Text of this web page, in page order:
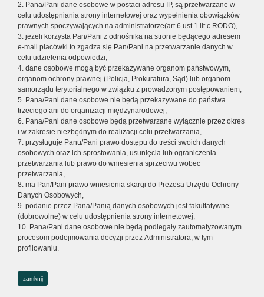
2. Pana/Pani dane osobowe w postaci adresu IP, są przetwarzane w
celu udostępniania strony internetowej oraz wypełnienia obowiązków
prawnych spoczywających na administratorze(art.6 ust.1 lit.c RODO),
3. jeżeli korzysta Pan/Pani z odnośnika na stronie będącego adresem
e-mail placówki to zgadza się Pan/Pani na przetwarzanie danych w
celu udzielenia odpowiedzi,
4. dane osobowe mogą być przekazywane organom państwowym,
organom ochrony prawnej (Policja, Prokuratura, Sąd) lub organom
samorządu terytorialnego w związku z prowadzonym postępowaniem,
5. Pana/Pani dane osobowe nie będą przekazywane do państwa
trzeciego ani do organizacji międzynarodowej,
6. Pana/Pani dane osobowe będą przetwarzane wyłącznie przez okres
i w zakresie niezbędnym do realizacji celu przetwarzania,
7. przysługuje Panu/Pani prawo dostępu do treści swoich danych
osobowych oraz ich sprostowania, usunięcia lub ograniczenia
przetwarzania lub prawo do wniesienia sprzeciwu wobec
przetwarzania,
8. ma Pan/Pani prawo wniesienia skargi do Prezesa Urzędu Ochrony
Danych Osobowych,
9. podanie przez Pana/Panią danych osobowych jest fakultatywne
(dobrowolne) w celu udostępnienia strony internetowej,
10. Pana/Pani dane osobowe nie będą podlegały zautomatyzowanym
procesom podejmowania decyzji przez Administratora, w tym
profilowaniu.
zamknij